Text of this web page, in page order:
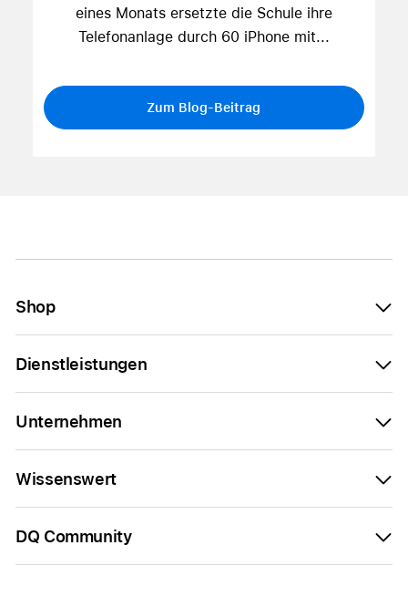
eines Monats ersetzte die Schule ihre
Telefonanlage durch 60 iPhone mit...
Zum Blog-Beitrag
Shop
Dienstleistungen
Unternehmen
Wissenswert
DQ Community